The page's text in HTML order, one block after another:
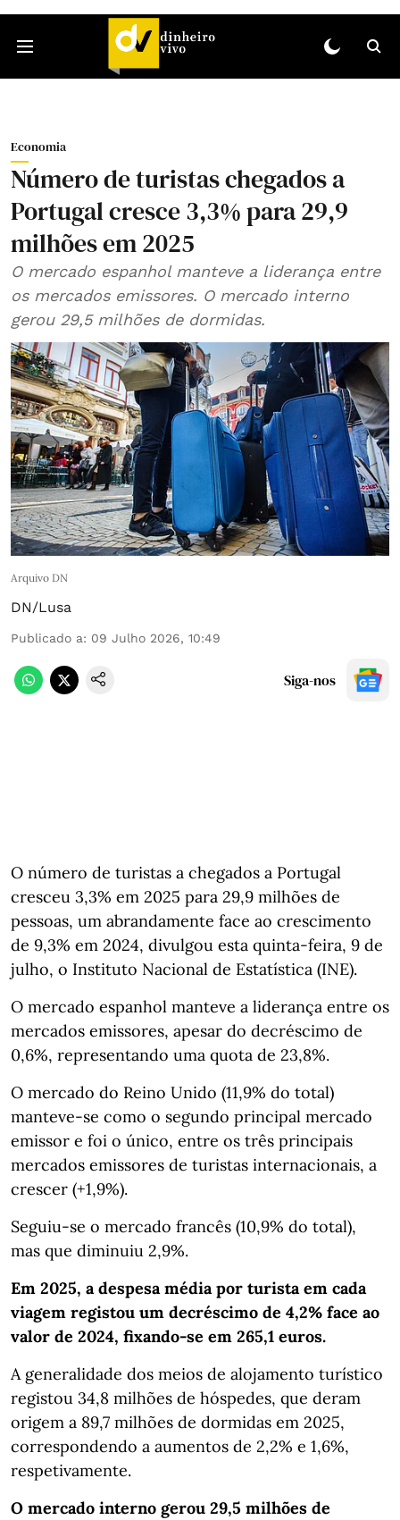
Economia
Número de turistas chegados a
Portugal cresce 3,3% para 29,9
milhões em 2025
O mercado espanhol manteve a liderança entre
os mercados emissores. O mercado interno
gerou 29,5 milhões de dormidas.
Arquivo DN
DN/Lusa
Publicado a: 09 Julho 2026, 10:49
Siga-nos
O número de turistas a chegados a Portugal
cresceu 3,3% em 2025 para 29,9 milhões de
pessoas, um abrandamente face ao crescimento
de 9,3% em 2024, divulgou esta quinta-feira, 9 de
julho, o Instituto Nacional de Estatística (INE).
O mercado espanhol manteve a liderança entre os
mercados emissores, apesar do decréscimo de
0,6%, representando uma quota de 23,8%.
O mercado do Reino Unido (11,9% do total)
manteve-se como o segundo principal mercado
emissor e foi o único, entre os três principais
mercados emissores de turistas internacionais, a
crescer (+1,9%).
Seguiu-se o mercado francês (10,9% do total),
mas que diminuiu 2,9%.
Em 2025, a despesa média por turista em cada
viagem registou um decréscimo de 4,2% face ao
valor de 2024, fixando-se em 265,1 euros.
A generalidade dos meios de alojamento turístico
registou 34,8 milhões de hóspedes, que deram
origem a 89,7 milhões de dormidas em 2025,
correspondendo a aumentos de 2,2% e 1,6%,
respetivamente.
O mercado interno gerou 29,5 milhões de